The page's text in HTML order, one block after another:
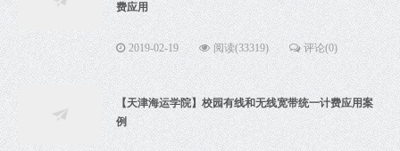
费应用
2019-02-19 阅读(33319) 评论(0)
【天津海运学院】校园有线和无线宽带统一计费应用案
例